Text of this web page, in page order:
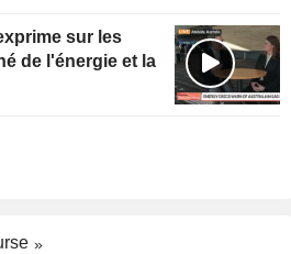
sur les
de l'énergie et la